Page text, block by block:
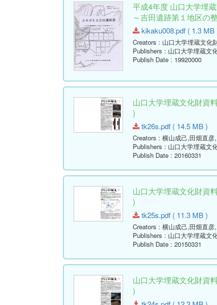
平成4年度 山口大学埋
～吉田遺跡第１地区の
kikaku008.pdf ( 1.3 MB
Creators : 山口大学埋蔵文化
Publishers : 山口大学埋蔵文
Publish Date : 19920000
山口大学埋蔵文化財
)
tk26s.pdf ( 14.5 MB )
Creators : 横山成己,田畑直彦
Publishers : 山口大学埋蔵文
Publish Date : 20160331
山口大学埋蔵文化財
)
tk25s.pdf ( 11.3 MB )
Creators : 横山成己,田畑直
Publishers : 山口大学埋蔵文
Publish Date : 20150331
山口大学埋蔵文化財
)